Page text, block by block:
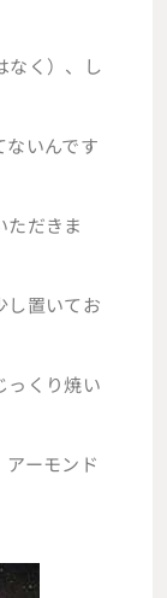
なく）、し
ないんです
ただきま
し置いてお
っくり焼い
ーモンド